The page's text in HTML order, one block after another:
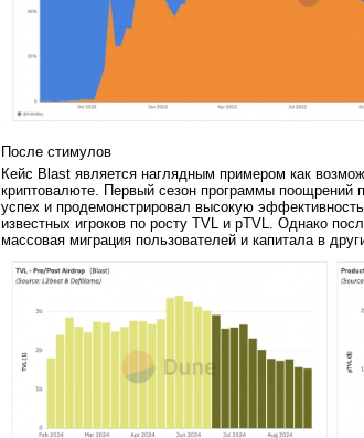
После стимулов
Кейс Blast является наглядным примером как
криптовалюте. Первый сезон программы поощрений
успех и продемонстрировал высокую
известных игроков по росту TVL и pTVL. Однако
массовая миграция пользователей и капитала в